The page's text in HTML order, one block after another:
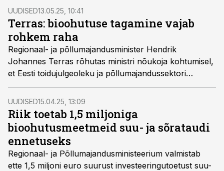
UUDISED13.05.25, 10:41
Terras: bioohutuse tagamine vajab
rohkem raha
Regionaal- ja põllumajandusminister Hendrik
Johannes Terras rõhutas ministri nõukoja kohtumisel,
et Eesti toidujulgeoleku ja põllumajandussektori
kaitsmiseks on vältimatu suurendada investeeringuid
bioohutusse.
UUDISED15.04.25, 13:09
Riik toetab 1,5 miljoniga
bioohutusmeetmeid suu- ja sõrataudi
ennetuseks
Regionaal- ja Põllumajandusministeerium valmistab
ette 1,5 miljoni euro suurust investeeringutoetust suu-